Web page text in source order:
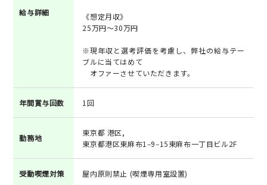
給与詳細
《想定月収》
25万円～30万円
※現年収と選考評価を考慮し、弊社の給与テー
ブルに当てはめて
オファーさせていただきます。
年間賞与回数 1回
勤務地
東京都 港区,
東京都港区東麻布1‒9‒15東麻布一丁目ビル2F
受動喫煙対策 屋内原則禁止 (喫煙専用室設置)